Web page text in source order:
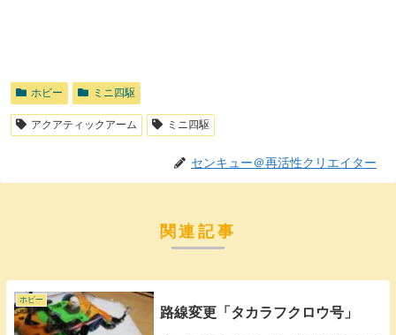
ホビー ミニ四駆
アクアティックアーム ミニ四駆
センキュー＠再活性クリエイター
関連記事
ホビー
路線変更「タカラフクロウ号」